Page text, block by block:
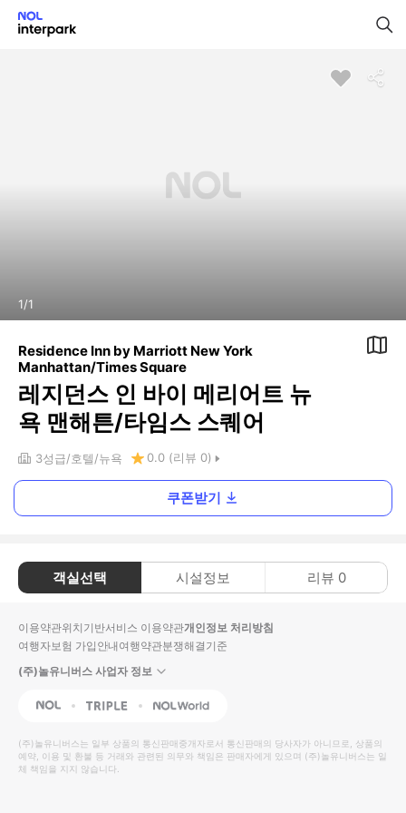
1/1
Residence Inn by Marriott New York
Manhattan/Times Square
레지던스 인 바이 메리어트 뉴
욕 맨해튼/타임스 스퀘어
3성급 호텔 뉴욕 0.0 (리뷰 0)
쿠폰받기
객실선택 시설정보 리뷰 0
이용약관위치기반서비스 이용약관개인정보 처리방침
여행자보험 가입안내여행약관분쟁해결기준
(주)놀유니버스 사업자 정보
NOL Triple Interpark Global
(주)놀유니버스는 일부 상품의 통신판매중개자로서 통신판매의 당사자가 아니므로, 상품의
예약, 이용 및 환불 등 거래와 관련된 의무와 책임은 판매자에게 있으며 (주)놀유니버스는 일
체 책임을 지지 않습니다.